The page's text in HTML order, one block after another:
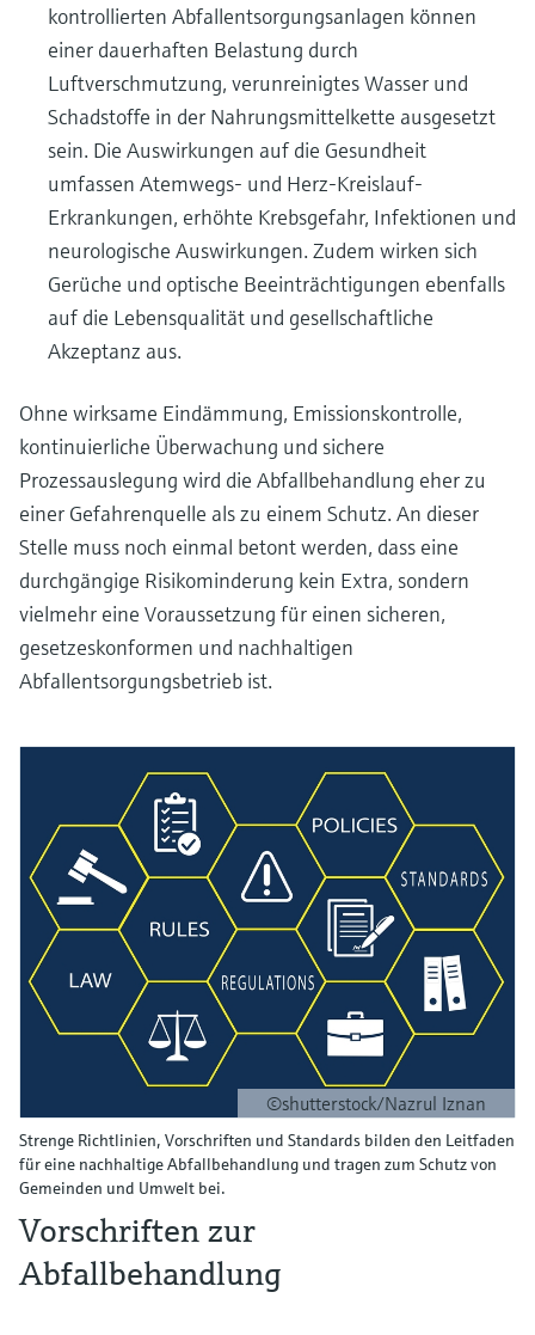
kontrollierten Abfallentsorgungsanlagen können
einer dauerhaften Belastung durch
Luftverschmutzung, verunreinigtes Wasser und
Schadstoffe in der Nahrungsmittelkette ausgesetzt
sein. Die Auswirkungen auf die Gesundheit
umfassen Atemwegs- und Herz-Kreislauf-
Erkrankungen, erhöhte Krebsgefahr, Infektionen und
neurologische Auswirkungen. Zudem wirken sich
Gerüche und optische Beeinträchtigungen ebenfalls
auf die Lebensqualität und gesellschaftliche
Akzeptanz aus.
Ohne wirksame Eindämmung, Emissionskontrolle,
kontinuierliche Überwachung und sichere
Prozessauslegung wird die Abfallbehandlung eher zu
einer Gefahrenquelle als zu einem Schutz. An dieser
Stelle muss noch einmal betont werden, dass eine
durchgängige Risikominderung kein Extra, sondern
vielmehr eine Voraussetzung für einen sicheren,
gesetzeskonformen und nachhaltigen
Abfallentsorgungsbetrieb ist.
©shutterstock/Nazrul Iznan
Strenge Richtlinien, Vorschriften und Standards bilden den Leitfaden
für eine nachhaltige Abfallbehandlung und tragen zum Schutz von
Gemeinden und Umwelt bei.
Vorschriften zur
Abfallbehandlung